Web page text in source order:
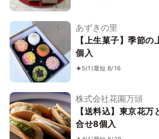
あずきの里
【上生菓子】季節
個入
5(1)最短 8/16
株式会社花園万頭
【送料込】東京花
合せ8個入